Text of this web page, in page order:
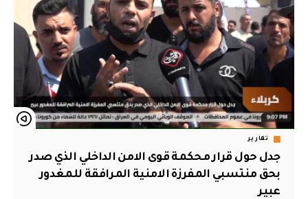
تقارير
جدل حول قرار محكمة قوى الامن الداخلي الذي صدر
بحق منتسبي المفرزة الامنية المرافقة للمغدور
عبير